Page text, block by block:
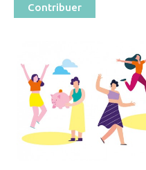
Contribuer